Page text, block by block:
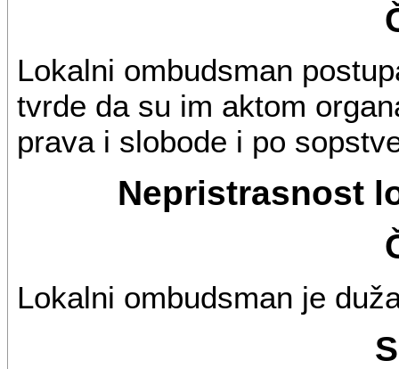
Lokalni ombudsman
tvrde da su im aktom
prava i slobode i po
Nepristrasnost
Lokalni ombudsman je